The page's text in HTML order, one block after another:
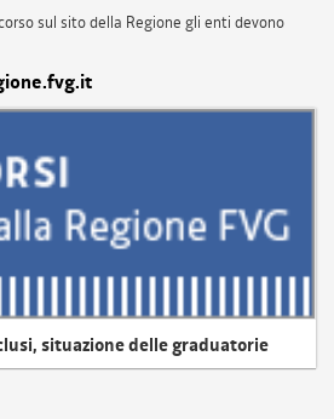
sul sito della Regione gli enti devono
situazione delle graduatorie